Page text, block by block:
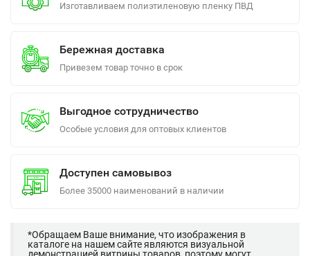
Изготавливаем полиэтиленовую пленку ПВД
Бережная доставка
Привезем товар точно в срок
Выгодное сотрудничество
Особые условия для оптовых клиентов
Доступен самовывоз
Более 35000 наименований в наличии
*Обращаем Ваше внимание, что изображения в
каталоге на нашем сайте являются визуальной